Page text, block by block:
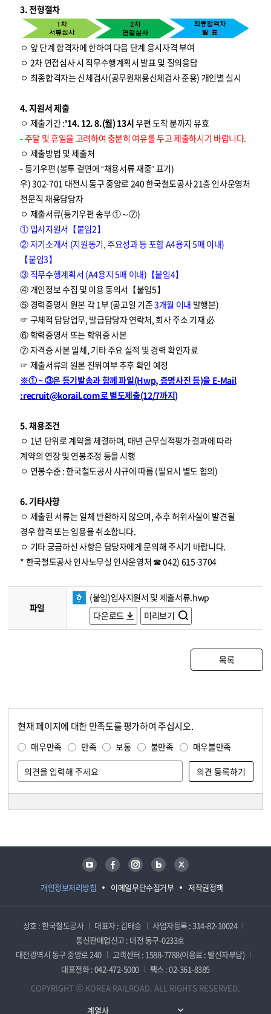
3. 전형절차
ㅇ 앞 단계 합격자에 한하여 다음 단계 응시자격 부여
ㅇ 2차 면접심사 시 직무수행계획서 발표 및 질의응답
ㅇ 최종합격자는 신체검사(공무원채용신체검사 준용) 개인별 실시
4. 지원서 제출
ㅇ 제출기간 :'14. 12. 8.(월) 13시우편 도착 분까지 유효
- 주말 및 휴일을 고려하여 충분히 여유를 두고 제출하시기 바랍니다.
ㅇ 제출방법 및 제출처
- 등기우편 (봉투 겉면에 “채용서류 재중” 표기)
우) 302-701 대전시 동구 중앙로 240 한국철도공사 21층 인사운영처
전문직 채용담당자
ㅇ 제출서류(등기우편 송부 ①～⑦)
① 입사지원서【붙임2】
② 자기소개서 (지원동기, 주요성과 등 포함 A4용지 5매 이내)
【붙임3】
③ 직무수행계획서 (A4용지 5매 이내)【붙임4】
④ 개인정보 수집 및 이용 동의서【붙임5】
⑤ 경력증명서 원본 각 1부 (공고일 기준3개월 이내 발행분)
☞ 구체적 담당업무, 발급담당자 연락처, 회사 주소 기재 必
⑥ 학력증명서 또는 학위증 사본
⑦ 자격증 사본 일체, 기타 주요 실적 및 경력 확인자료
☞ 제출서류의 원본 진위여부 추후 확인 예정
※① ~ ③은 등기발송과 함께 파일(Hwp, 증명사진 등)을 E-Mail
:recruit@korail.com로 별도제출(12/7까지)
5. 채용조건
ㅇ 1년 단위로 계약을 체결하며, 매년 근무실적평가 결과에 따라
계약의 연장 및 연봉조정 등을 시행
ㅇ 연봉수준 : 한국철도공사 사규에 따름 (필요시 별도 협의)
6. 기타사항
ㅇ 제출된 서류는 일체 반환하지 않으며, 추후 허위사실이 발견될
경우 합격 또는 임용을 취소합니다.
ㅇ 기타 궁금하신 사항은 담당자에게 문의해 주시기 바랍니다.
* 한국철도공사 인사노무실 인사운영처 ☎ 042) 615-3704
파일
(붙임)입사지원서 및 제출서류.hwp
다운로드
미리보기
목록
현재 페이지에 대한 만족도를 평가하여 주십시오.
매우만족 만족 보통 불만족 매우불만족
개인정보처리방침 이메일무단수집거부 저작권정책
유튜브 페이스북 인스타그램 블로그 트위터
상호 : 한국철도공사 대표자 : 김태승
사업자등록 : 314-82-10024
통신판매업신고 : 대전 동구-0233호
대전광역시 동구 중앙로 240
고객센터 : 1588-7788(이용료 : 발신자부담)
대표전화 : 042-472-5000
팩스 : 02-361-8385
COPYRIGHT ⓒ KOREA RAILROAD. ALL RIGHTS RESERVED.
계열사